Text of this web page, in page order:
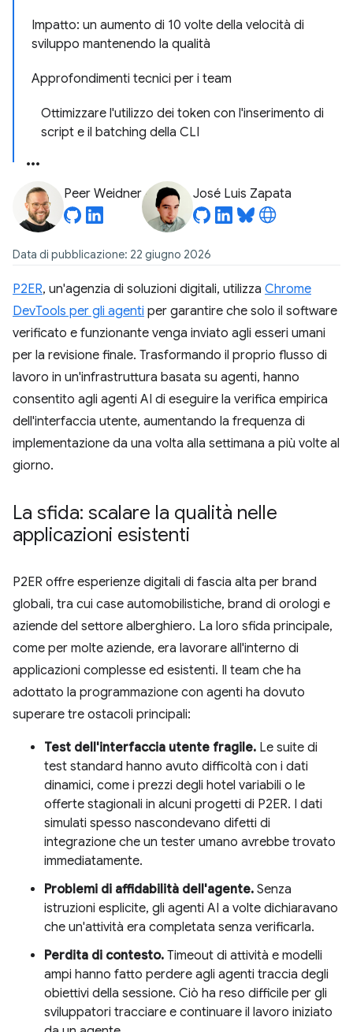
Impatto: un aumento di 10 volte della velocità di
sviluppo mantenendo la qualità
Approfondimenti tecnici per i team
Ottimizzare l'utilizzo dei token con l'inserimento di
script e il batching della CLI
Peer Weidner José Luis Zapata
Data di pubblicazione: 22 giugno 2026
P2ER, un'agenzia di soluzioni digitali, utilizza Chrome
DevTools per gli agenti per garantire che solo il software
verificato e funzionante venga inviato agli esseri umani
per la revisione finale. Trasformando il proprio flusso di
lavoro in un'infrastruttura basata su agenti, hanno
consentito agli agenti AI di eseguire la verifica empirica
dell'interfaccia utente, aumentando la frequenza di
implementazione da una volta alla settimana a più volte al
giorno.
La sfida: scalare la qualità nelle
applicazioni esistenti
P2ER offre esperienze digitali di fascia alta per brand
globali, tra cui case automobilistiche, brand di orologi e
aziende del settore alberghiero. La loro sfida principale,
come per molte aziende, era lavorare all'interno di
applicazioni complesse ed esistenti. Il team che ha
adottato la programmazione con agenti ha dovuto
superare tre ostacoli principali:
Test dell'interfaccia utente fragile. Le suite di
test standard hanno avuto difficoltà con i dati
dinamici, come i prezzi degli hotel variabili o le
offerte stagionali in alcuni progetti di P2ER. I dati
simulati spesso nascondevano difetti di
integrazione che un tester umano avrebbe trovato
immediatamente.
Problemi di affidabilità dell'agente. Senza
istruzioni esplicite, gli agenti AI a volte dichiaravano
che un'attività era completata senza verificarla.
Perdita di contesto. Timeout di attività e modelli
ampi hanno fatto perdere agli agenti traccia degli
obiettivi della sessione. Ciò ha reso difficile per gli
sviluppatori tracciare e continuare il lavoro iniziato